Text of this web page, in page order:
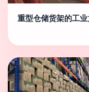
重型仓储货架的工